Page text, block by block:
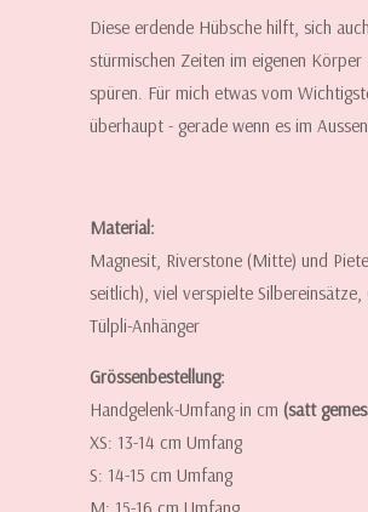
Diese erdende Hübsche hilft, sich
stürmischen Zeiten im eigenen Körper
spüren. Für mich etwas vom
überhaupt - gerade wenn es im
Material:
Magnesit, Riverstone (Mitte) und
seitlich), viel verspielte Silbereinsätze,
Tülpli-Anhänger
Grössenbestellung:
Handgelenk-Umfang in cm (satt
XS: 13-14 cm Umfang
S: 14-15 cm Umfang